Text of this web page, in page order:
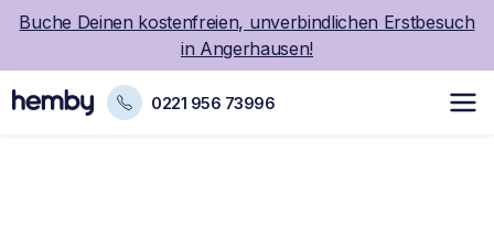
Buche Deinen kostenfreien, unverbindlichen Erstbesuch
in Angerhausen!
0221 956 73996